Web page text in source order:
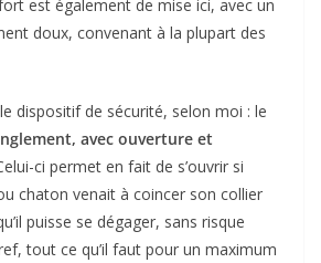
est également de mise ici, avec un
doux, convenant à la plupart des
dispositif de sécurité, selon moi : le
avec ouverture et
ci permet en fait de s’ouvrir si
chaton venait à coincer son collier
puisse se dégager, sans risque
tout ce qu’il faut pour un maximum